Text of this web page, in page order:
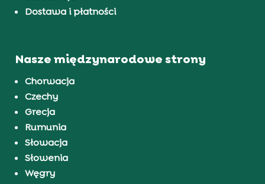
Dostawa i płatności
Nasze międzynarodowe strony
Chorwacja
Czechy
Grecja
Rumunia
Słowacja
Słowenia
Węgry